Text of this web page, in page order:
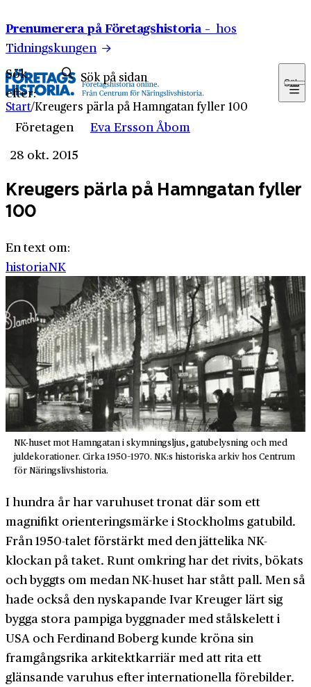
Prenumerera på Företagshistoria – hos
Tidningskungen
Sök
efter:
Sök
Start/Kreugers pärla på Hamngatan fyller 100
Företagen
Eva Ersson Åbom
28 okt. 2015
Kreugers pärla på Hamngatan fyller
100
En text om:
historiaNK
NK-huset mot Hamngatan i skymningsljus, gatubelysning och med
juldekorationer. Cirka 1950–1970. NK:s historiska arkiv hos Centrum
för Näringslivshistoria.
I hundra år har varuhuset tronat där som ett
magnifikt orienteringsmärke i Stockholms gatubild.
Från 1950-talet förstärkt med den jättelika NK-
klockan på taket. Runt omkring har det rivits, bökats
och byggts om medan NK-huset har stått pall. Men så
hade också den nyskapande Ivar Kreuger lärt sig
bygga stora pampiga byggnader med stålskelett i
USA och Ferdinand Boberg kunde kröna sin
framgångsrika arkitektkarriär med att rita ett
glänsande varuhus efter internationella förebilder.